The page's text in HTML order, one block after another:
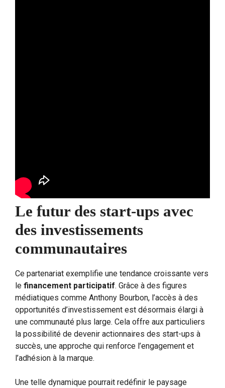
Le futur des start-ups avec
des investissements
communautaires
Ce partenariat exemplifie une tendance croissante vers
le financement participatif. Grâce à des figures
médiatiques comme Anthony Bourbon, l’accès à des
opportunités d’investissement est désormais élargi à
une communauté plus large. Cela offre aux particuliers
la possibilité de devenir actionnaires des start-ups à
succès, une approche qui renforce l’engagement et
l’adhésion à la marque.
Une telle dynamique pourrait redéfinir le paysage